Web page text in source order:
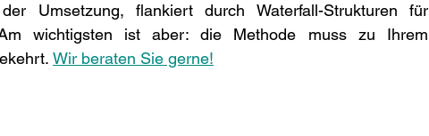
Umsetzung, flankiert durch Waterfall-Strukturen für
Am wichtigsten ist aber: die Methode muss zu Ihrem
Wir beraten Sie gerne!